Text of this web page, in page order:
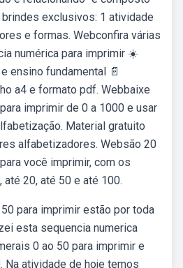
exclusivos: 1 atividade
e formas. Webconfira várias
numérica para imprimir ☀️
ensino fundamental 📄
a4 e formato pdf. Webbaixe
imprimir de 0 a 1000 e usar
Material gratuito
alfabetizadores. Websão 20
você imprimir, com os
até 20, até 50 e até 100.
para imprimir estão por toda
esta sequencia numerica
0 ao 50 para imprimir e
Na atividade de hoje temos